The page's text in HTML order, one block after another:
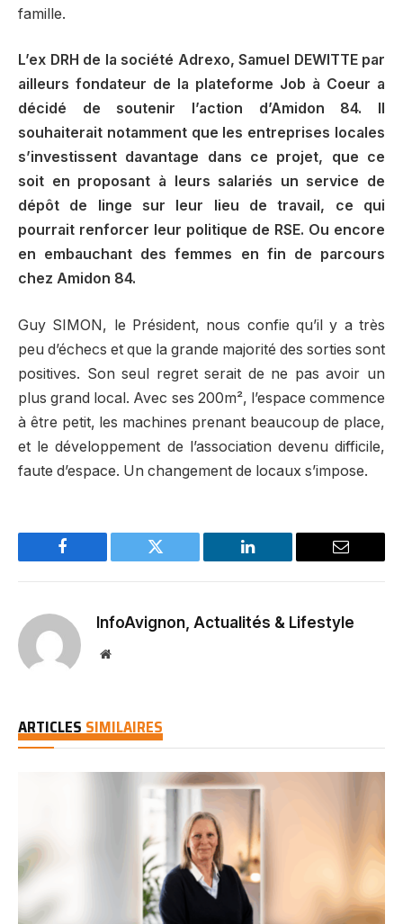
famille.
L’ex DRH de la société Adrexo, Samuel DEWITTE par
ailleurs fondateur de la plateforme Job à Coeur a
décidé de soutenir l’action d’Amidon 84. Il
souhaiterait notamment que les entreprises locales
s’investissent davantage dans ce projet, que ce
soit en proposant à leurs salariés un service de
dépôt de linge sur leur lieu de travail, ce qui
pourrait renforcer leur politique de RSE. Ou encore
en embauchant des femmes en fin de parcours
chez Amidon 84.
Guy SIMON, le Président, nous confie qu’il y a très
peu d’échecs et que la grande majorité des sorties sont
positives. Son seul regret serait de ne pas avoir un
plus grand local. Avec ses 200m², l’espace commence
à être petit, les machines prenant beaucoup de place,
et le développement de l’association devenu difficile,
faute d’espace. Un changement de locaux s’impose.
Facebook Twitter LinkedIn Email
InfoAvignon, Actualités & Lifestyle
Website
ARTICLES SIMILAIRES